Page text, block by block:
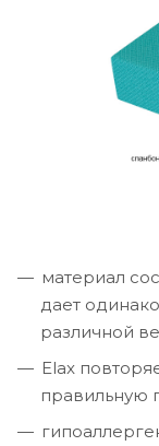
материал
дает
различной
Elax
правильную